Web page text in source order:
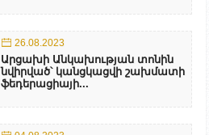
26.08.2023
Արցախի Անկախության տոնին
նվիրված՝ կանցկացվի շախմատի
ֆեդերացիայի...